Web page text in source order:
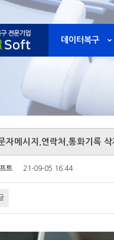
데이터복구
자메시지,연락처,통화기록
트 21-09-05 16:44